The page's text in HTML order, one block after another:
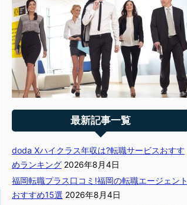
最新記事一覧
doda Xハイクラス年収は?転職サービスおすす
めランキング 2026年8月4日
福岡転職プラス口コミ!福岡の転職エージェント
おすすめ15選 2026年8月4日